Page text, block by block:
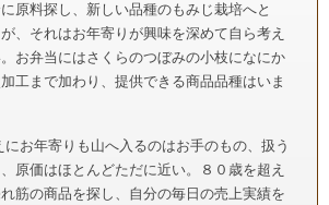
原料探し、新しい品種のもみじ栽培へと
、それはお年寄りが興味を深めて自ら考え
お弁当にはさくらのつぼみの小枝になにか
工まで加わり、提供できる商品品種はいま
お年寄りも山へ入るのはお手のもの、扱う
原価はほとんどただに近い。８０歳を超え
筋の商品を探し、自分の毎日の売上実績を